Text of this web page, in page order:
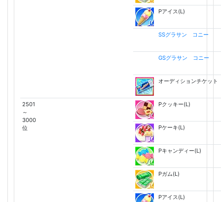
Pアイス(L)
SSグラサン コニー
GSグラサン コニー
オーディションチケット
2501
～
3000
位
Pクッキー(L)
Pケーキ(L)
Pキャンディー(L)
Pガム(L)
Pアイス(L)